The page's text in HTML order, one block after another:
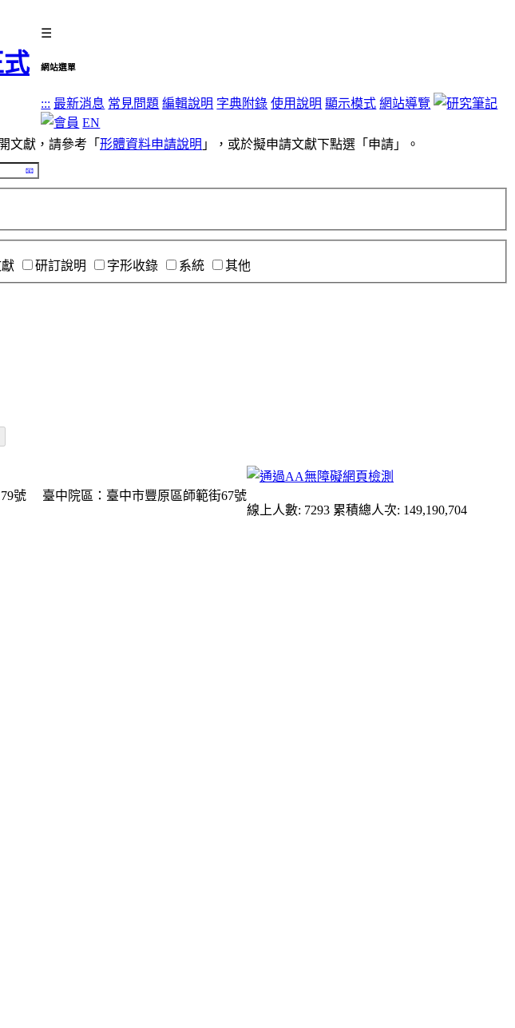
☰
網站選單
::: 最新消息 常見問題 編輯說明 字典附錄 使用說明 顯示模式 網站導覽
EN
文獻，請參考「 形體資料申請說明 」，或於擬申請文獻下點選「申請」。
研訂說明 字形收錄 系統 其他
號
臺中院區：臺中市豐原區師範街67號
線上人數: 7293 累積總人次: 149,190,704